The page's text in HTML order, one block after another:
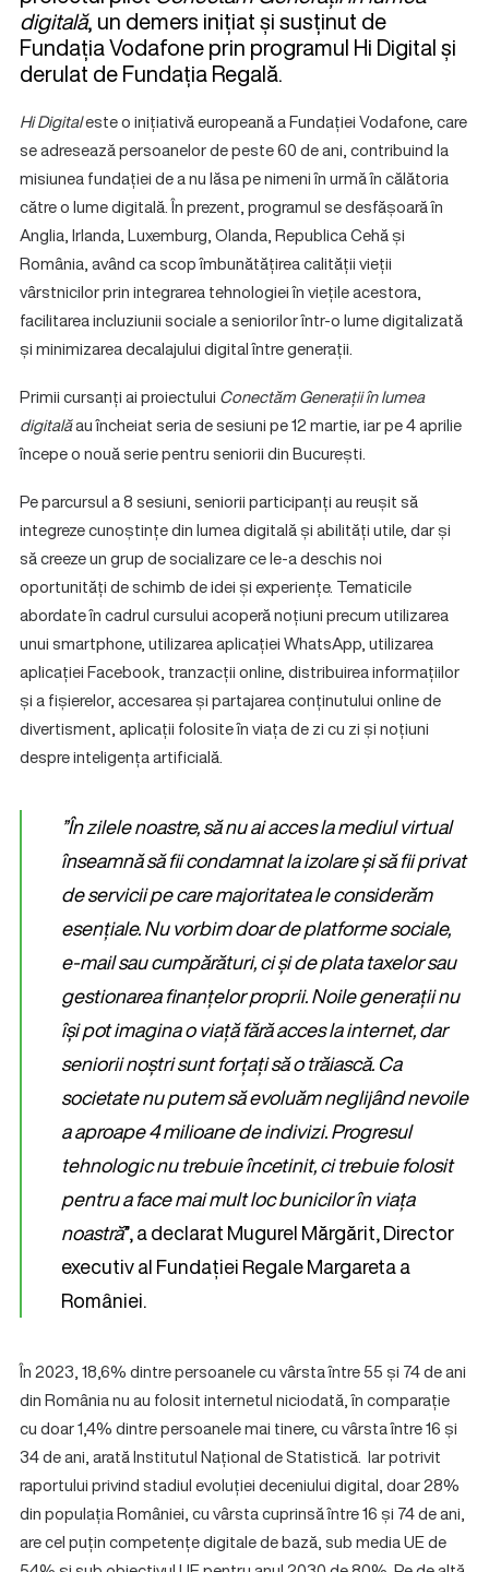
digitală, un demers inițiat și susținut de
Fundația Vodafone prin programul Hi Digital și
derulat de Fundația Regală.
Hi Digitaleste o inițiativă europeană a Fundației Vodafone, care
se adresează persoanelor de peste 60 de ani, contribuind la
misiunea fundației de a nu lăsa pe nimeni în urmă în călătoria
către o lume digitală. În prezent, programul se desfășoară în
Anglia, Irlanda, Luxemburg, Olanda, Republica Cehă și
România, având ca scop îmbunătățirea calității vieții
vârstnicilor prin integrarea tehnologiei în viețile acestora,
facilitarea incluziunii sociale a seniorilor într-o lume digitalizată
și minimizarea decalajului digital între generații.
Primii cursanți ai proiectului Conectăm Generații în lumea
digitalăau încheiat seria de sesiuni pe 12 martie, iar pe 4 aprilie
începe o nouă serie pentru seniorii din București.
Pe parcursul a 8 sesiuni, seniorii participanți au reușit să
integreze cunoștințe din lumea digitală și abilități utile, dar și
să creeze un grup de socializare ce le-a deschis noi
oportunități de schimb de idei și experiențe. Tematicile
abordate în cadrul cursului acoperă noțiuni precum utilizarea
unui smartphone, utilizarea aplicației WhatsApp, utilizarea
aplicației Facebook, tranzacții online, distribuirea informațiilor
și a fișierelor, accesarea și partajarea conținutului online de
divertisment, aplicații folosite în viața de zi cu zi și noțiuni
despre inteligența artificială.
”În zilele noastre, să nu ai acces la mediul virtual
înseamnă să fii condamnat la izolare și să fii privat
de servicii pe care majoritatea le considerăm
esențiale. Nu vorbim doar de platforme sociale,
e-mail sau cumpărături, ci și de plata taxelor sau
gestionarea finanțelor proprii. Noile generații nu
își pot imagina o viață fără acces la internet, dar
seniorii noștri sunt forțați să o trăiască. Ca
societate nu putem să evoluăm neglijând nevoile
a aproape 4 milioane de indivizi. Progresul
tehnologic nu trebuie încetinit, ci trebuie folosit
pentru a face mai mult loc bunicilor în viața
noastră”, a declarat Mugurel Mărgărit, Director
executiv al Fundației Regale Margareta a
României.
În 2023, 18,6% dintre persoanele cu vârsta între 55 și 74 de ani
din România nu au folosit internetul niciodată, în comparație
cu doar 1,4% dintre persoanele mai tinere, cu vârsta între 16 și
34 de ani, arată Institutul Național de Statistică. Iar potrivit
raportului privind stadiul evoluției deceniului digital, doar 28%
din populația României, cu vârsta cuprinsă între 16 și 74 de ani,
are cel puțin competențe digitale de bază, sub media UE de